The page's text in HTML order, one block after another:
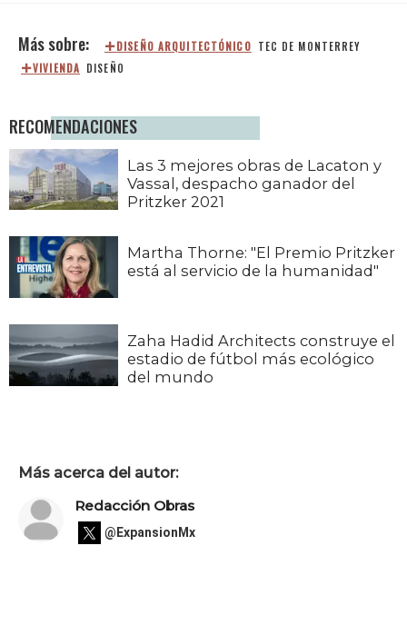
DISEÑO ARQUITECTÓNICO TEC DE MONTERREY
VIVIENDA DISEÑO
RECOMENDACIONES
Las 3 mejores obras de Lacaton y
Vassal, despacho ganador del
Pritzker 2021
Martha Thorne: "El Premio Pritzker
está al servicio de la humanidad"
Zaha Hadid Architects construye el
estadio de fútbol más ecológico
del mundo
Más acerca del autor:
Redacción Obras
@ExpansionMx